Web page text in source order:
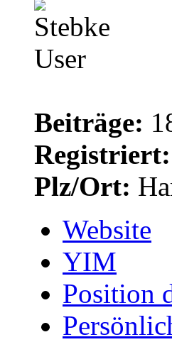
Beiträge:
Registriert:
Plz/Ort:
Website
YIM
Position